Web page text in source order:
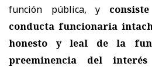
función pública, y
conducta funcionaria
honesto y leal de la
preeminencia del